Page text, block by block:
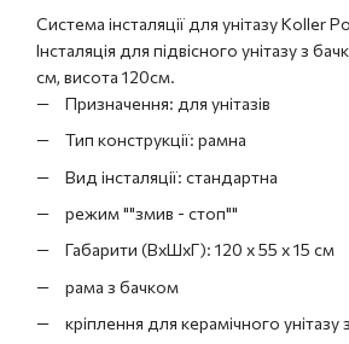
Система інсталяції для унітазу Koller
Інсталяція для підвісного унітазу з
см, висота 120см.
Призначення: для унітазів
Тип конструкції: рамна
Вид інсталяції: стандартна
режим ""змив - стоп""
Габарити (ВхШхГ): 120 x 55 x 15 см
рама з бачком
кріплення для керамічного